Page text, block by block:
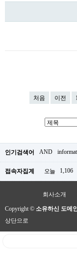
처음 이전
인기검색어 AND
접속자집계 오늘 1,106
회사소개
Copyright © 소유하신 도메
상단으로